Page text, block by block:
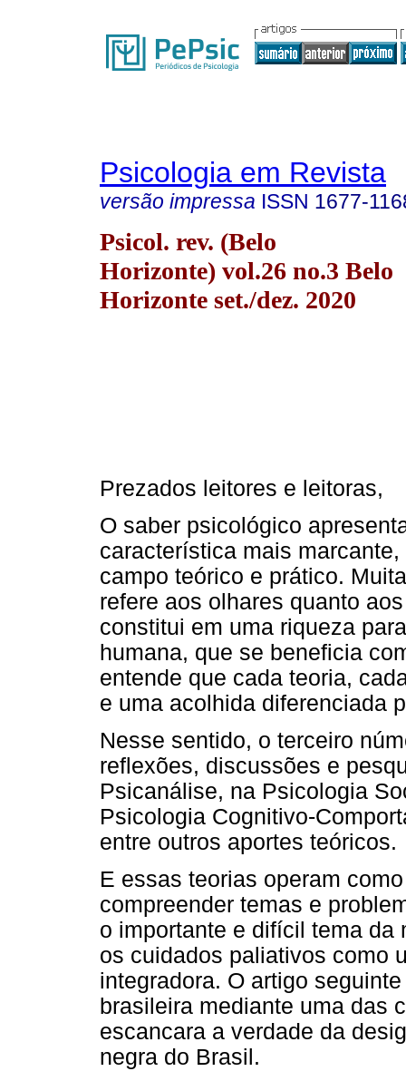
Psicologia em Revista
versão impressa ISSN 1677-
Psicol. rev. (Belo
Horizonte) vol.26 no.3 Belo
Horizonte set./dez. 2020
Prezados leitores e leitoras,
O saber psicológico
característica mais
campo teórico e prático.
refere aos olhares quanto
constitui em uma riqueza
humana, que se beneficia
entende que cada teoria,
e uma acolhida diferenciada
Nesse sentido, o terceiro
reflexões, discussões e
Psicanálise, na Psicologia
Psicologia Cognitivo-
entre outros aportes teóricos.
E essas teorias operam
compreender temas e
o importante e difícil tema da
os cuidados paliativos como
integradora. O artigo
brasileira mediante uma das
escancara a verdade da
negra do Brasil.